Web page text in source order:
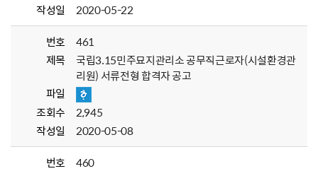
작성일
2020-05-22
번호
461
제목
국립3.15민주묘지관리소 공무직근로자(시설환경관
리원) 서류전형 합격자 공고
파일
조회수
2,945
작성일
2020-05-08
번호
460